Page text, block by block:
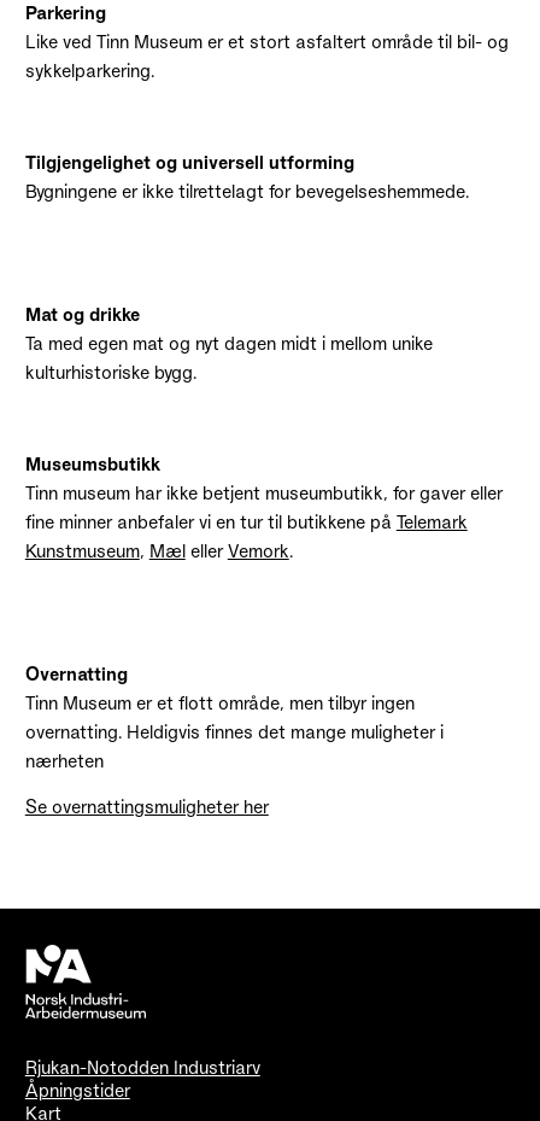
Parkering
Like ved Tinn Museum er et stort asfaltert område til bil- og
sykkelparkering.
Tilgjengelighet og universell utforming
Bygningene er ikke tilrettelagt for bevegelseshemmede.
Mat og drikke
Ta med egen mat og nyt dagen midt i mellom unike
kulturhistoriske bygg.
Museumsbutikk
Tinn museum har ikke betjent museumbutikk, for gaver eller
fine minner anbefaler vi en tur til butikkene på Telemark
Kunstmuseum, MælellerVemork.
Overnatting
Tinn Museum er et flott område, men tilbyr ingen
overnatting. Heldigvis finnes det mange muligheter i
nærheten
Se overnattingsmuligheter her
Rjukan-Notodden Industriarv
Åpningstider
Kart